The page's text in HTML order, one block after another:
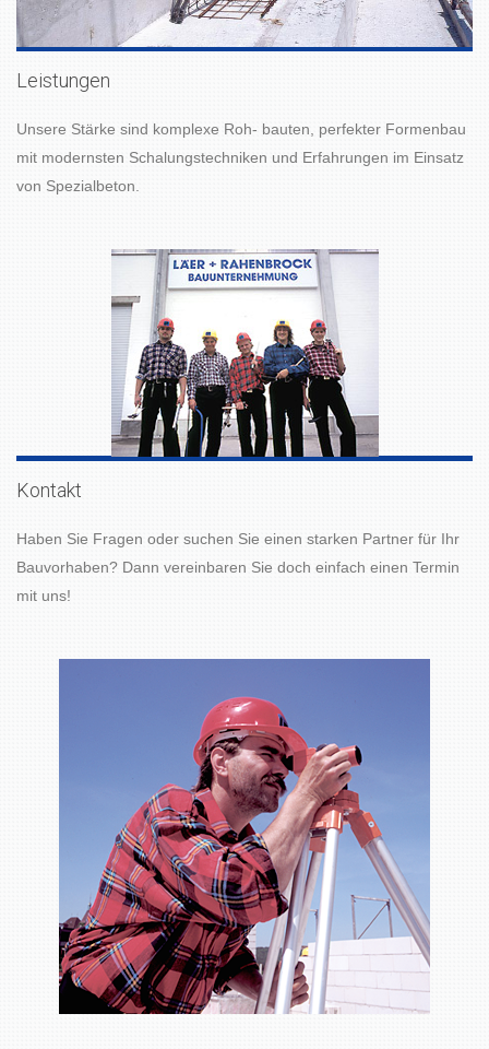
Leistungen
Unsere Stärke sind komplexe Roh- bauten, perfekter Formenbau
mit modernsten Schalungstechniken und Erfahrungen im Einsatz
von Spezialbeton.
Kontakt
Haben Sie Fragen oder suchen Sie einen starken Partner für Ihr
Bauvorhaben? Dann vereinbaren Sie doch einfach einen Termin
mit uns!